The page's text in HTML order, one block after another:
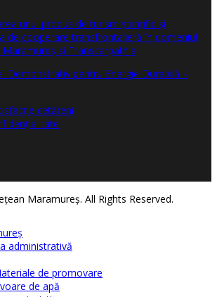
cetăţeni
Maramureş. All Rights Reserved.
administrativă
de promovare
de apă